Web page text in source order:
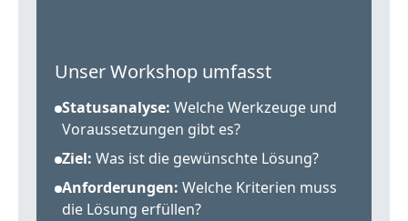
Unser Workshop umfasst
Statusanalyse: Welche Werkzeuge und
Voraussetzungen gibt es?
Ziel: Was ist die gewünschte Lösung?
Anforderungen: Welche Kriterien muss
die Lösung erfüllen?